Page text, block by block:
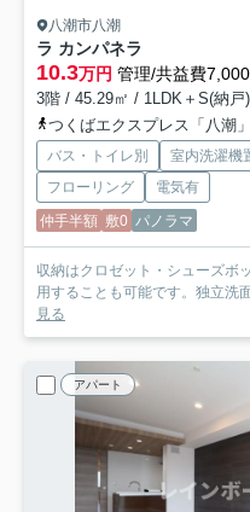
八潮市八潮
ラ カンパネラ
10.3万円 管理/共益費
3階 / 45.29㎡ / 1LDK＋S(納戸
つくばエクスプレス「八潮
バス・トイレ別 室内洗濯機
フローリング
電気有
仲手半額 敷0 パノラマ
収納はクロゼット・シューズボ
用することも可能です。独立洗
見る
アパート